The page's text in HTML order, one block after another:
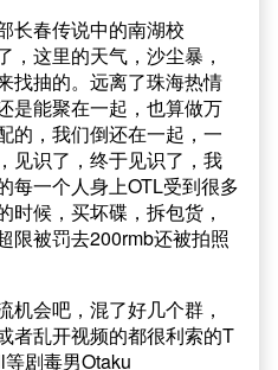
长春传说中的南湖校
，这里的天气，沙尘暴，
找抽的。远离了珠海热情
能聚在一起，也算做万
的，我们倒还在一起，一
见识了，终于见识了，我
每一个人身上OTL受到很多
时候，买坏碟，拆包货，
限被罚去200rmb还被拍照
机会吧，混了好几个群，
者乱开视频的都很利索的T
剧毒男Otaku